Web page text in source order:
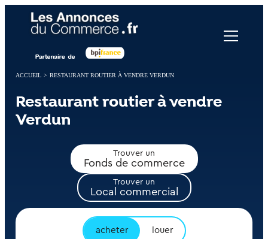
ACCUEIL > RESTAURANT ROUTIER À VENDRE VERDUN
Restaurant routier à vendre
Verdun
Trouver un
Fonds de commerce
Trouver un
Local commercial
acheter louer
Panneau de gestion des cookies